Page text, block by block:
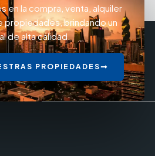
en la compra, venta, alquiler
propiedades, brindando un
de alta calidad.
PROPIEDADES